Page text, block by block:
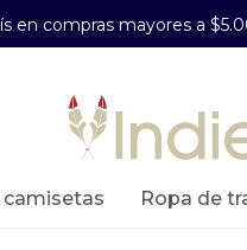
en compras mayores a
camisetas ropa de